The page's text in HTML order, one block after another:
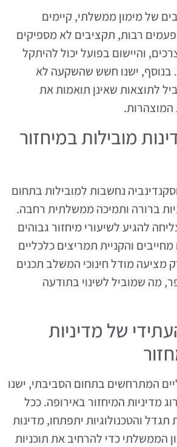
של מימון ממשלתי, קיימים
רבות, תקציבים לא מספיקים
והיישום בפועל יכול להיתקל
בנוסף, ישנו חשש שהשקעה לא
לתוצאות שאינן תואמות את
המוצהרות.
מובילות במיחזור
נחשבות למובילות בתחום
ברורה ותמיכה ממשלתית רחבה.
להגיע לשיעורי מיחזור גבוהים
והקניית תמריצים כלכליים
מציעה מודל חינוכי המשלב תכנים
מה שמוביל לשינוי בתודעה
של מדיניות
המתרחשים בתחום הסביבתי, ישנו
מדיניות המיחזור באירופה. ככל
והטכנולוגיות יתפתחו, מדינות
הממשלתי כדי להרחיב את תוכניות